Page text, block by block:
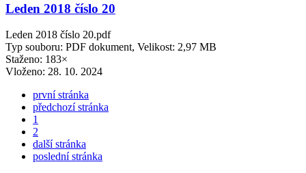
Leden 2018 číslo 20
Leden 2018 číslo 20.pdf
Typ souboru: PDF dokument, Velikost: 2,97 MB
Staženo: 183×
Vloženo: 28. 10. 2024
první stránka
předchozí stránka
1
2
další stránka
poslední stránka